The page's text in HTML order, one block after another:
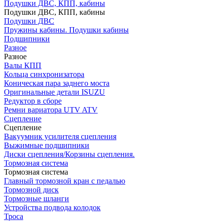
Подушки ДВС, КПП, кабины
Подушки ДВС, КПП, кабины
Подушки ДВС
Пружины кабины. Подушки кабины
Подшипники
Разное
Разное
Валы КПП
Кольца синхронизатора
Коническая пара заднего моста
Оригинальные детали ISUZU
Редуктор в сборе
Ремни вариатора UTV ATV
Сцепление
Сцепление
Вакуумник усилителя сцепления
Выжимные подшипники
Диски сцепления/Корзины сцепления.
Тормозная система
Тормозная система
Главный тормозной кран с педалью
Тормозной диск
Тормозные шланги
Устройства подвода колодок
Троса